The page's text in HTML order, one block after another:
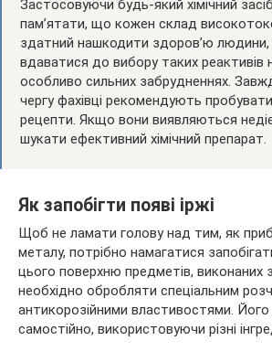
Застосовуючи будь-який хімічний
пам’ятати, що кожен склад
здатний нашкодити здоров’ю
вдаватися до вибору таких реактивів
особливо сильних забрудненнях.
чергу фахівці рекомендують
рецепти. Якщо вони виявляються
шукати ефективний хімічний препарат.
Як запобігти появі іржі
Щоб не ламати голову над тим, як
металу, потрібно намагатися
цього поверхню предметів, виконаних з
необхідно обробляти спеціальним
антикорозійними властивостями.
самостійно, використовуючи різні